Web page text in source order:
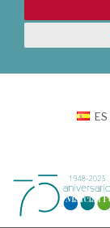
ES